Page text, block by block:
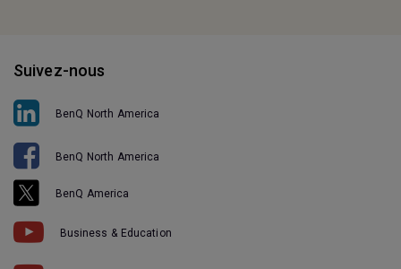
Suivez-nous
BenQ North America
BenQ North America
BenQ America
Business & Education